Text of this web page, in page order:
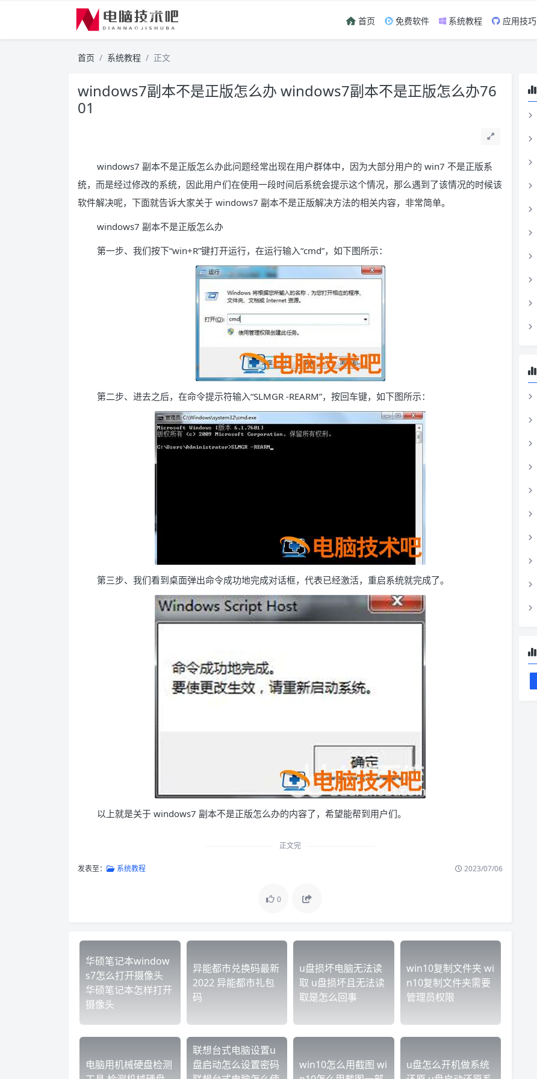
首页 免费软件 系统教程 应用技巧
首页 系统教程 正文
windows7副本不是正版怎么办 windows7副本不是正版怎么办76
01
windows7 副本不是正版怎么办此问题经常出现在用户群体中，因为大部分用户的 win7 不是正版系
统，而是经过修改的系统，因此用户们在使用一段时间后系统会提示这个情况，那么遇到了该情况的时候该
软件解决呢，下面就告诉大家关于 windows7 副本不是正版解决方法的相关内容，非常简单。
windows7 副本不是正版怎么办
第一步、我们按下“win+R”键打开运行，在运行输入“cmd”，如下图所示：
第二步、进去之后，在命令提示符输入“SLMGR -REARM”，按回车键，如下图所示：
第三步、我们看到桌面弹出命令成功地完成对话框，代表已经激活，重启系统就完成了。
以上就是关于 windows7 副本不是正版怎么办的内容了，希望能帮到用户们。
正文完
发表至： 系统教程 2023/07/06
0
华硕笔记本window
s7怎么打开摄像头
华硕笔记本怎样打开
摄像头
异能都市兑换码最新
2022 异能都市礼包
码
u盘损坏电脑无法读
取 u盘损坏且无法读
取是怎么回事
win10复制文件夹 wi
n10复制文件夹需要
管理员权限
电脑用机械硬盘检测
联想台式电脑设置u
盘启动怎么设置密码
win10怎么用截图 wi
u盘怎么开机做系统